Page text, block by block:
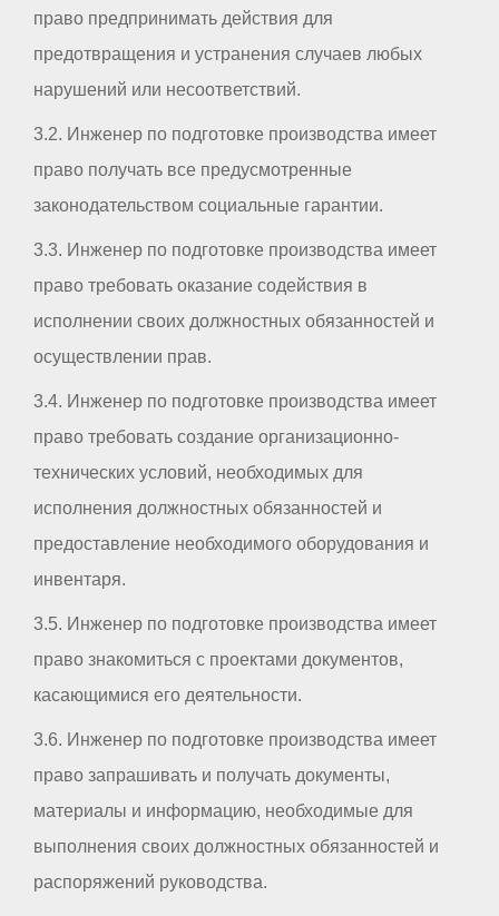
право предпринимать действия для
предотвращения и устранения случаев любых
нарушений или несоответствий.
3.2. Инженер по подготовке производства имеет
право получать все предусмотренные
законодательством социальные гарантии.
3.3. Инженер по подготовке производства имеет
право требовать оказание содействия в
исполнении своих должностных обязанностей и
осуществлении прав.
3.4. Инженер по подготовке производства имеет
право требовать создание организационно-
технических условий, необходимых для
исполнения должностных обязанностей и
предоставление необходимого оборудования и
инвентаря.
3.5. Инженер по подготовке производства имеет
право знакомиться с проектами документов,
касающимися его деятельности.
3.6. Инженер по подготовке производства имеет
право запрашивать и получать документы,
материалы и информацию, необходимые для
выполнения своих должностных обязанностей и
распоряжений руководства.